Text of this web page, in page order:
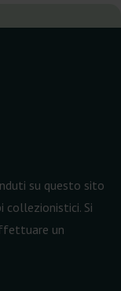
su questo sito
collezionistici. Si
un